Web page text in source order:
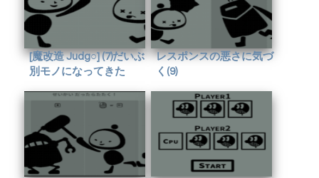
[魔改造 Judg○] (7)だいぶ
別モノになってきた
レスポンスの悪さに気づ
く(9)